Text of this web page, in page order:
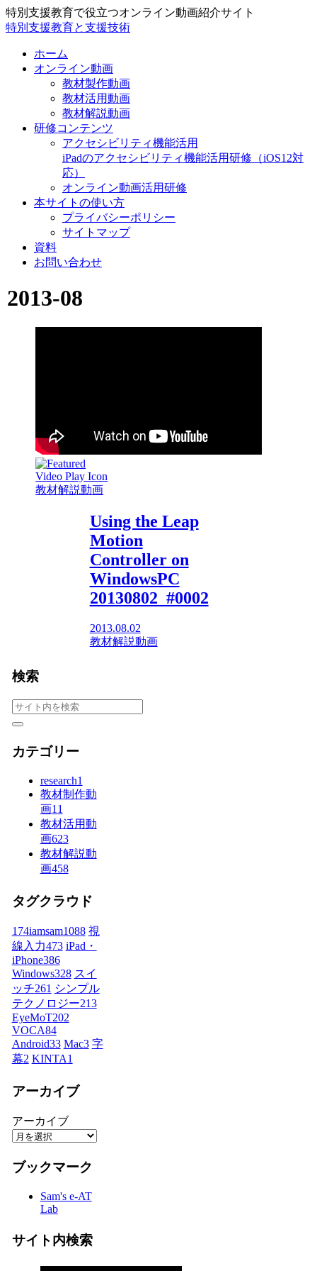
特別支援教育で役立つオンライン動画紹介サイト
特別支援教育と支援技術
ホーム
オンライン動画
教材製作動画
教材活用動画
教材解説動画
研修コンテンツ
アクセシビリティ機能活用
iPadのアクセシビリティ機能活用研修（iOS12対
応）
オンライン動画活用研修
本サイトの使い方
プライバシーポリシー
サイトマップ
資料
お問い合わせ
2013-08
教材解説動画
Using the Leap
Motion
Controller on
WindowsPC
20130802_#0002
2013.08.02
教材解説動画
検索
カテゴリー
research1
教材制作動
画11
教材活用動
画623
教材解説動
画458
タグクラウド
174iamsam1088 視
線入力473 iPad・
iPhone386
Windows328 スイ
ッチ261 シンプル
テクノロジー213
EyeMoT202
VOCA84
Android33 Mac3 字
幕2 KINTA1
アーカイブ
アーカイブ
ブックマーク
Sam's e-AT
Lab
サイト内検索